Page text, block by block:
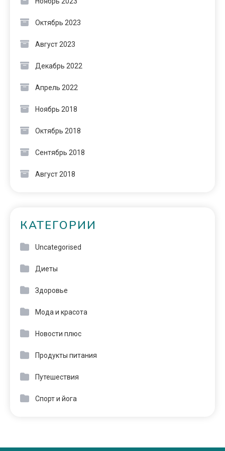
Октябрь 2023
Август 2023
Декабрь 2022
Апрель 2022
Ноябрь 2018
Октябрь 2018
Сентябрь 2018
Август 2018
КАТЕГОРИИ
Uncategorised
Диеты
Здоровье
Мода и красота
Новости плюс
Продукты питания
Путешествия
Спорт и йога